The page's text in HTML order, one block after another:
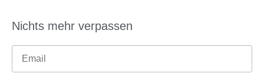
Nichts mehr verpassen